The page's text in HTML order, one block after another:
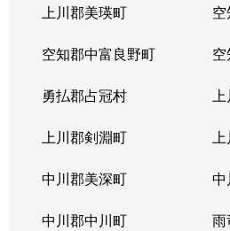
上川郡美瑛町
空知郡中富良野町
勇払郡占冠村
上川郡剣淵町
中川郡美深町 中
中川郡中川町 雨